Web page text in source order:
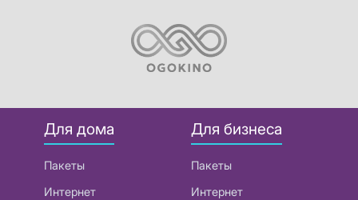
Для дома
Пакеты
Интернет
Для бизнеса
Пакеты
Интернет